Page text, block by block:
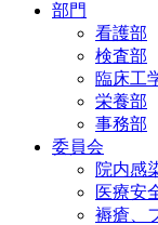
部門
看護部
検査部
臨床工
栄養部
事務部
委員会
院内感
医療安
褥瘡、